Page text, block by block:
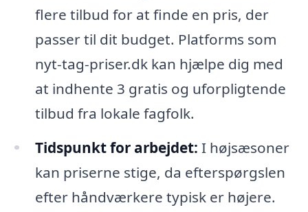
flere tilbud for at finde en pris, der
passer til dit budget. Platforms som
nyt-tag-priser.dk kan hjælpe dig med
at indhente 3 gratis og uforpligtende
tilbud fra lokale fagfolk.
Tidspunkt for arbejdet: I højsæsoner
kan priserne stige, da efterspørgslen
efter håndværkere typisk er højere.